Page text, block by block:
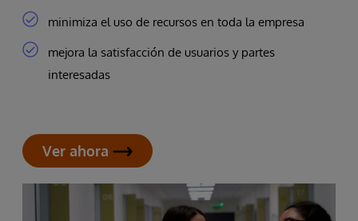
minimiza el uso de recursos en toda la empresa
mejora la satisfacción de usuarios y partes
interesadas
Ver ahora